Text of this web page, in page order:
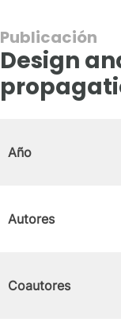
Publicación
Design
Año
Autores
Coautores